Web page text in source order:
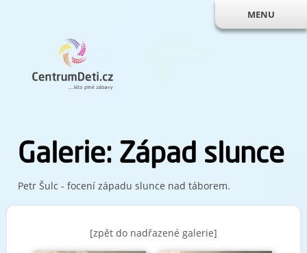
MENU
Galerie: Západ slunce
Petr Šulc - focení západu slunce nad táborem.
[zpět do nadřazené galerie]